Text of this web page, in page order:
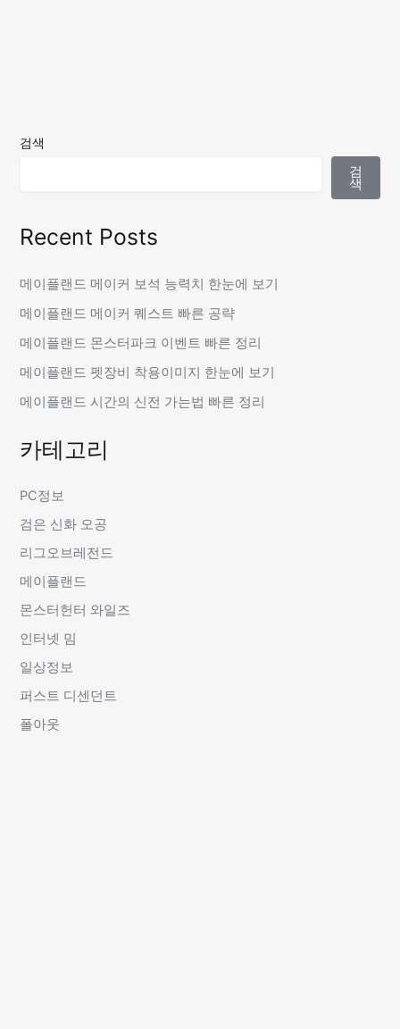
검색
검
색
Recent Posts
메이플랜드 메이커 보석 능력치 한눈에 보기
메이플랜드 메이커 퀘스트 빠른 공략
메이플랜드 몬스터파크 이벤트 빠른 정리
메이플랜드 펫장비 착용이미지 한눈에 보기
메이플랜드 시간의 신전 가는법 빠른 정리
카테고리
PC정보
검은 신화 오공
리그오브레전드
메이플랜드
몬스터헌터 와일즈
인터넷 밈
일상정보
퍼스트 디센던트
폴아웃